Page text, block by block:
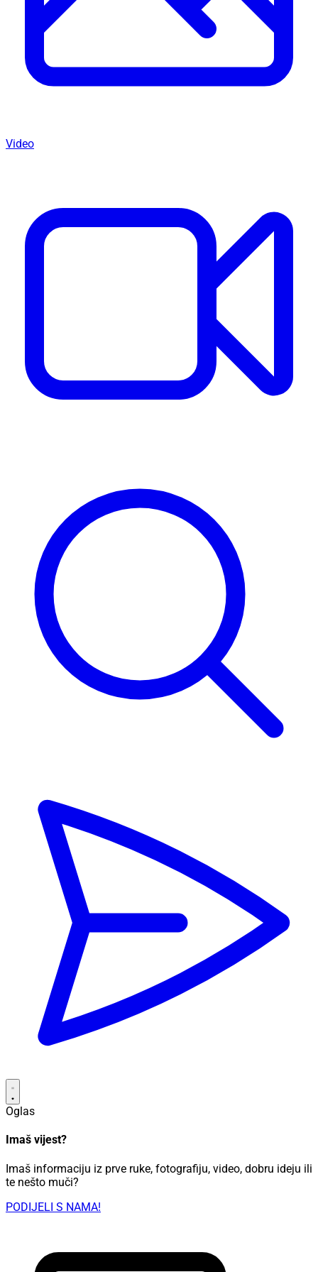
Video
Oglas
Imaš vijest?
Imaš informaciju iz prve ruke, fotografiju, video, dobru ideju ili
te nešto muči?
PODIJELI S NAMA!